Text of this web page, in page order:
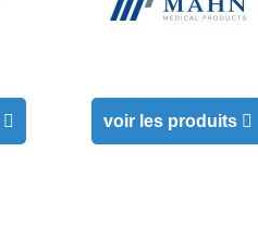
voir les produits